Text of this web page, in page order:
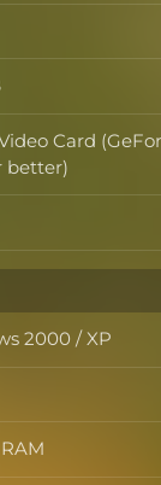
Card
better)
2000 / XP